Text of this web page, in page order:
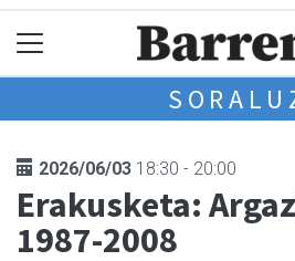
2026/06/03 18:30 - 20:00
Erakusketa:
1987-2008